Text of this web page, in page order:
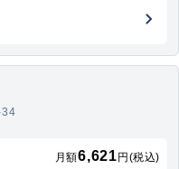
34
月額6,621 円(税込)